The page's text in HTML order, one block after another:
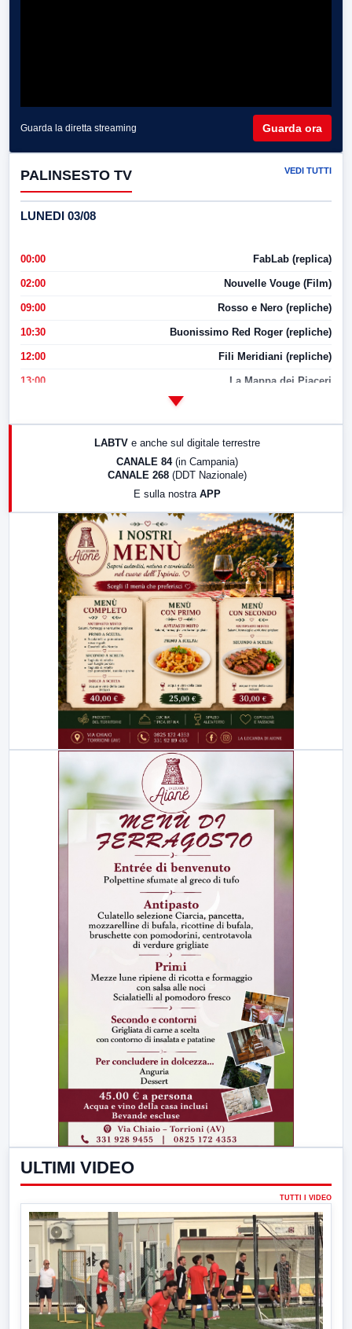
Guarda la diretta streaming Guarda ora
PALINSESTO TV VEDI TUTTI
LUNEDI 03/08
00:00 FabLab (replica)
02:00 Nouvelle Vouge (Film)
09:00 Rosso e Nero (repliche)
10:30 Buonissimo Red Roger (repliche)
12:00 Fili Meridiani (repliche)
13:00 La Mappa dei Piaceri
LabNews (replica)
LABTV e anche sul digitale terrestre
CANALE 84 (in Campania)
CANALE 268 (DDT Nazionale)
E sulla nostra APP
ULTIMI VIDEO
TUTTI I VIDEO